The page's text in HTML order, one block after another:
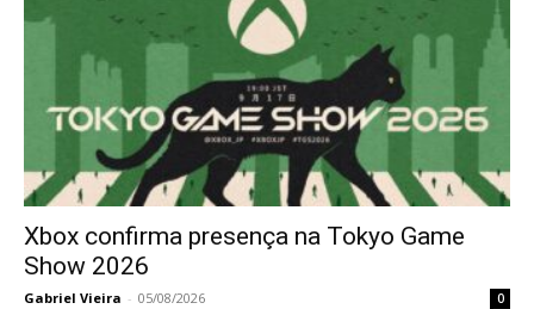
Xbox confirma presença na Tokyo Game
Show 2026
Gabriel Vieira - 05/08/2026 0